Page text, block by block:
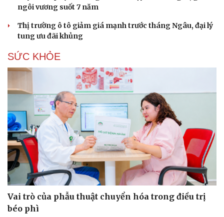
ngôi vương suốt 7 năm
Thị trường ô tô giảm giá mạnh trước tháng Ngâu, đại lý
tung ưu đãi khủng
SỨC KHỎE
Vai trò của phẫu thuật chuyển hóa trong điều trị
béo phì